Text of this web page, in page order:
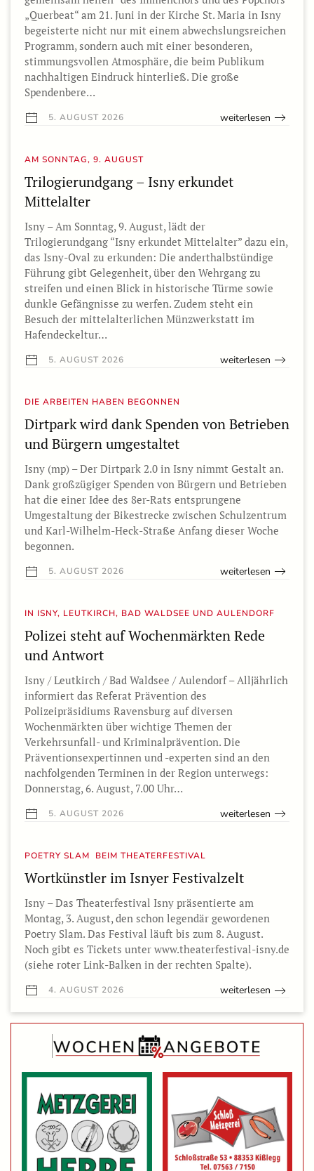
„Querbeat“ am 21. Juni in der Kirche St. Maria in Isny
begeisterte nicht nur mit einem abwechslungsreichen
Programm, sondern auch mit einer besonderen,
stimmungsvollen Atmosphäre, die beim Publikum
nachhaltigen Eindruck hinterließ. Die große
Spendenbere…
5. AUGUST 2026 weiterlesen
AM SONNTAG, 9. AUGUST
Trilogierundgang – Isny erkundet
Mittelalter
Isny – Am Sonntag, 9. August, lädt der
Trilogierundgang “Isny erkundet Mittelalter” dazu ein,
das Isny-Oval zu erkunden: Die anderthalbstündige
Führung gibt Gelegenheit, über den Wehrgang zu
streifen und einen Blick in historische Türme sowie
dunkle Gefängnisse zu werfen. Zudem steht ein
Besuch der mittelalterlichen Münzwerkstatt im
Hafendeckeltur…
5. AUGUST 2026 weiterlesen
DIE ARBEITEN HABEN BEGONNEN
Dirtpark wird dank Spenden von Betrieben
und Bürgern umgestaltet
Isny (mp) – Der Dirtpark 2.0 in Isny nimmt Gestalt an.
Dank großzügiger Spenden von Bürgern und Betrieben
hat die einer Idee des 8er-Rats entsprungene
Umgestaltung der Bikestrecke zwischen Schulzentrum
und Karl-Wilhelm-Heck-Straße Anfang dieser Woche
begonnen.
5. AUGUST 2026 weiterlesen
IN ISNY, LEUTKIRCH, BAD WALDSEE UND AULENDORF
Polizei steht auf Wochenmärkten Rede
und Antwort
Isny / Leutkirch / Bad Waldsee / Aulendorf – Alljährlich
informiert das Referat Prävention des
Polizeipräsidiums Ravensburg auf diversen
Wochenmärkten über wichtige Themen der
Verkehrsunfall- und Kriminalprävention. Die
Präventionsexpertinnen und -experten sind an den
nachfolgenden Terminen in der Region unterwegs:
Donnerstag, 6. August, 7.00 Uhr…
5. AUGUST 2026 weiterlesen
POETRY SLAM BEIM THEATERFESTIVAL
Wortkünstler im Isnyer Festivalzelt
Isny – Das Theaterfestival Isny präsentierte am
Montag, 3. August, den schon legendär gewordenen
Poetry Slam. Das Festival läuft bis zum 8. August.
Noch gibt es Tickets unter www.theaterfestival-isny.de
(siehe roter Link-Balken in der rechten Spalte).
4. AUGUST 2026 weiterlesen